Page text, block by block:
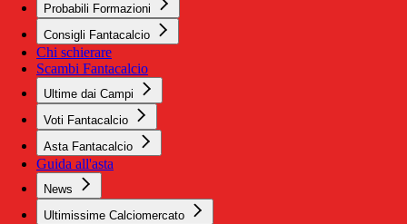
Probabili Formazioni
Consigli Fantacalcio
Chi schierare
Scambi Fantacalcio
Ultime dai Campi
Voti Fantacalcio
Asta Fantacalcio
Guida all'asta
News
Ultimissime Calciomercato